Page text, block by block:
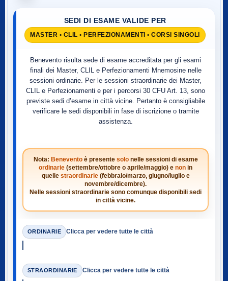
SEDI DI ESAME VALIDE PER
MASTER • CLIL • PERFEZIONAMENTI • CORSI SINGOLI
Benevento risulta sede di esame accreditata per gli esami
finali dei Master, CLIL e Perfezionamenti Mnemosine nelle
sessioni ordinarie. Per le sessioni straordinarie dei Master,
CLIL e Perfezionamenti e per i percorsi 30 CFU Art. 13, sono
previste sedi d’esame in città vicine. Pertanto è consigliabile
verificare le sedi disponibili in fase di iscrizione o tramite
assistenza.
Nota: Beneventoè presente solonelle sessioni di esame
ordinarie (settembre/ottobre o aprile/maggio) e non in
quelle straordinarie(febbraio/marzo, giugno/luglio e
novembre/dicembre).
Nelle sessioni straordinarie sono comunque disponibili sedi
in città vicine.
ORDINARIE Clicca per vedere tutte le città
STRAORDINARIE Clicca per vedere tutte le città